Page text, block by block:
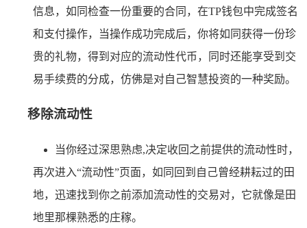
信息，如同检查一份重要的合同，在TP钱包中完成签名
和支付操作，当操作成功完成后，你将如同获得一份珍
贵的礼物，得到对应的流动性代币，同时还能享受到交
易手续费的分成，仿佛是对自己智慧投资的一种奖励。
移除流动性
当你经过深思熟虑,决定收回之前提供的流动性时，
再次进入“流动性”页面，如同回到自己曾经耕耘过的田
地，迅速找到你之前添加流动性的交易对，它就像是田
地里那棵熟悉的庄稼。